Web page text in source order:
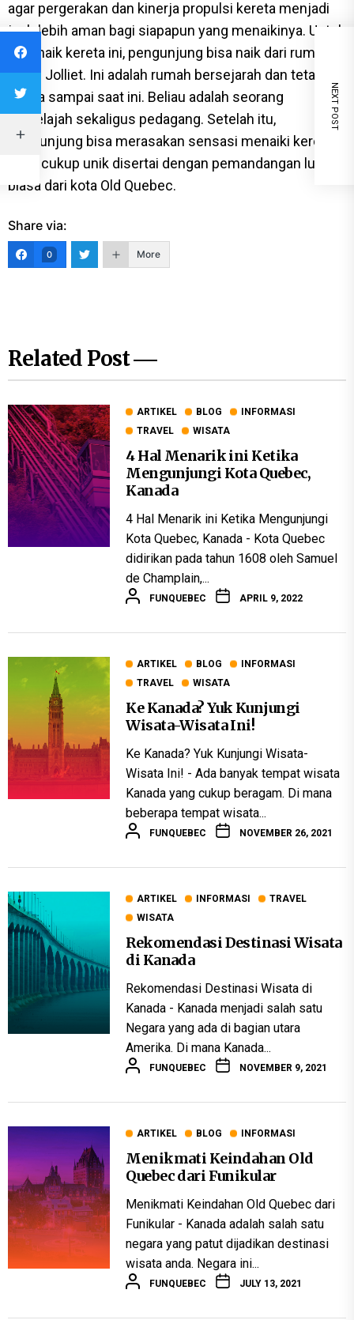
agar pergerakan dan kinerja propulsi kereta menjadi
jauh lebih aman bagi siapapun yang menaikinya. Untuk
bisa naik kereta ini, pengunjung bisa naik dari rumah
Louis Jolliet. Ini adalah rumah bersejarah dan tetap
dijaga sampai saat ini. Beliau adalah seorang
penjelajah sekaligus pedagang. Setelah itu,
pengunjung bisa merasakan sensasi menaiki kereta
yang cukup unik disertai dengan pemandangan luar
biasa dari kota Old Quebec.
Share via:
0 More
PREVIOUS POST NEXT POST
Related Post
ARTIKEL BLOG
INFORMASI
TRAVEL
WISATA
4 Hal Menarik ini Ketika
Mengunjungi Kota Quebec,
Kanada
4 Hal Menarik ini Ketika Mengunjungi
Kota Quebec, Kanada - Kota Quebec
didirikan pada tahun 1608 oleh Samuel
de Champlain,...
FUNQUEBEC APRIL 9, 2022
ARTIKEL BLOG
INFORMASI
TRAVEL
WISATA
Ke Kanada? Yuk Kunjungi
Wisata-Wisata Ini!
Ke Kanada? Yuk Kunjungi Wisata-
Wisata Ini! - Ada banyak tempat wisata
Kanada yang cukup beragam. Di mana
beberapa tempat wisata...
FUNQUEBEC NOVEMBER 26, 2021
ARTIKEL INFORMASI
TRAVEL
WISATA
Rekomendasi Destinasi Wisata
di Kanada
Rekomendasi Destinasi Wisata di
Kanada - Kanada menjadi salah satu
Negara yang ada di bagian utara
Amerika. Di mana Kanada...
FUNQUEBEC NOVEMBER 9, 2021
ARTIKEL BLOG INFORMASI
Menikmati Keindahan Old
Quebec dari Funikular
Menikmati Keindahan Old Quebec dari
Funikular - Kanada adalah salah satu
negara yang patut dijadikan destinasi
wisata anda. Negara ini...
FUNQUEBEC JULY 13, 2021